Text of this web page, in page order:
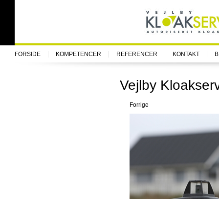
FORSIDE KOMPETENCER REFERENCER KONTAKT
Vejlby
Forrige